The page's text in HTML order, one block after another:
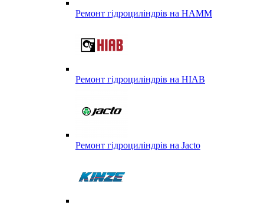
Ремонт гідроциліндрів на HAMM
Ремонт гідроциліндрів на HIAB
Ремонт гідроциліндрів на Jacto